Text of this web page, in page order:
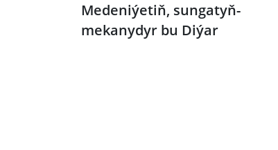
Medeniýetiň, sungatyň-
mekanydyr bu Diýar